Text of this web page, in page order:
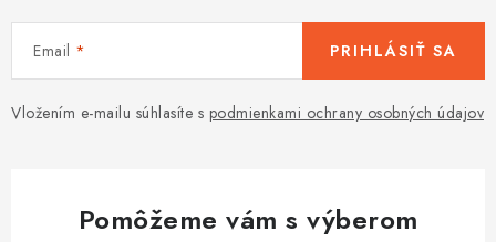
Email
Vložením e-mailu súhlasíte s podmienkami ochrany osobných údajov
PRIHLÁSIŤ SA
Pomôžeme vám s výberom